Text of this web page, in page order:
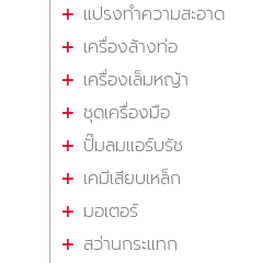
แปรงทำความสะอาด
เครื่องล้างท่อ
เครื่องเล็มหญ้า
ชุดเครื่องมือ
ปั๊มลมแอร์บรัช
เคมีเสียบเหล็ก
มอเตอร์
สว่านกระแทก